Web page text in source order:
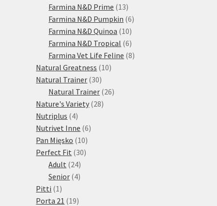
produktů
Farmina N&D Prime 1313
produktů
Farmina N&D Pumpkin 66
Farmina N&D Quinoa 1010
produktů
Farmina N&D Tropical 66
produktů
Farmina Vet Life Feline 88
Natural Greatness 1010
Natural Trainer 3030
produktů
Natural Trainer 2626
Nature's Variety 2828
Nutriplus 44
produkty
Nutrivet Inne 66
Pan Mięsko 1010
produktů
Perfect Fit 3030
Adult 2424
produktů
Senior 44
Pitti 1 1
produkt
Porta 21 1919